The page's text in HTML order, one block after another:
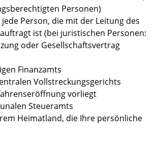
Personen)
Person, die mit der Leitung des
ist (bei juristischen Personen:
oder Gesellschaftsvertrag
Finanzamts
Vollstreckungsgerichts
vorliegt
Steueramts
Heimatland, die Ihre persönliche